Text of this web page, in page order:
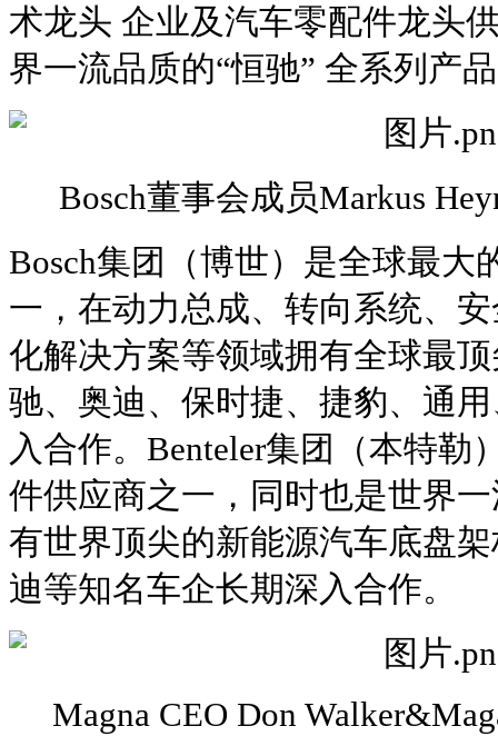
术龙头 企业及汽车零配件龙头
界一流品质的“恒驰” 全系列产
Bosch董事会成员Markus
Bosch集团（博世）是全球最大
一，在动力总成、转向系统、
化解决方案等领域拥有全球最
驰、奥迪、保时捷、捷豹、通
入合作。Benteler集团（本特勒
件供应商之一，同时也是世界
有世界顶尖的新能源汽车底盘
迪等知名车企长期深入合作。
Magna CEO Don